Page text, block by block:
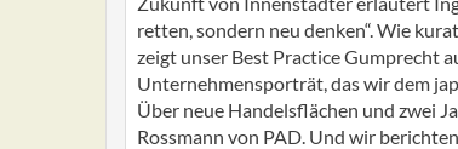
retten, sondern neu denken“. Wie
zeigt unser Best Practice Gumprecht
Unternehmensporträt, das wir dem
Über neue Handelsflächen und zwei
Rossmann von PAD. Und wir